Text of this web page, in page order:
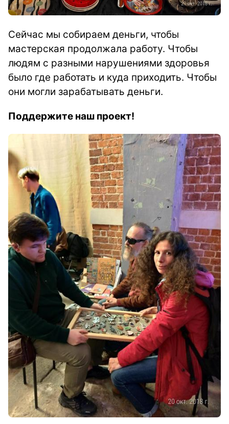
Сейчас мы собираем деньги, чтобы
мастерская продолжала работу. Чтобы
людям с разными нарушениями здоровья
было где работать и куда приходить. Чтобы
они могли зарабатывать деньги.
Поддержите наш проект!